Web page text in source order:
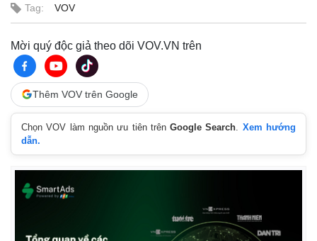
Thế giới
Quan sát
Cuộc sống đó đây
Hồ sơ
Multimedia
Tag: VOV
Mời quý độc giả theo dõi VOV.VN trên
Thêm VOV trên Google
Chọn VOV làm nguồn ưu tiên trênGoogle Search
Xem hướng
dẫn.